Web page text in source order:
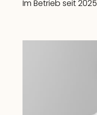
Im Betrieb seit 2025